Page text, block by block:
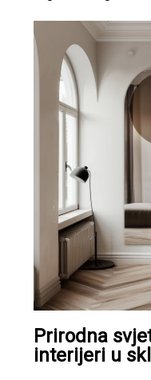
Prirodna
interijeri u